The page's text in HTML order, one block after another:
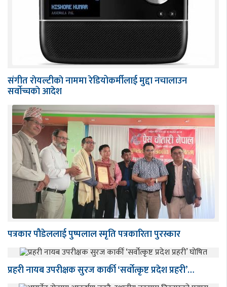
संगीत राेयल्टीकाे नाममा रेडियोकर्मीलाई मुद्दा नचालाउन
सर्वाेच्चकाे आदेश
पत्रकार पौडेललाई पुष्पलाल स्मृति पत्रकारिता पुरस्कार
प्रहरी नायब उपरीक्षक सुरज कार्की ‘सर्वोत्कृष्ट प्रदेश प्रहरी’…